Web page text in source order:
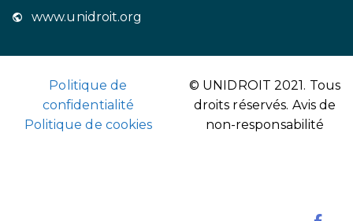
www.unidroit.org
Politique de
confidentialité
Politique de cookies
© UNIDROIT 2021. Tous
droits réservés. Avis de
non-responsabilité